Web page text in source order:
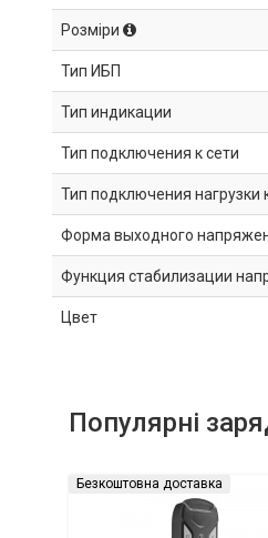
Розміри
Тип ИБП
Тип индикации
Тип подключения к сети
Тип подключения нагрузки
Форма выходного
Функция стабилизации
Цвет
Популярні
Безкоштовна доставка